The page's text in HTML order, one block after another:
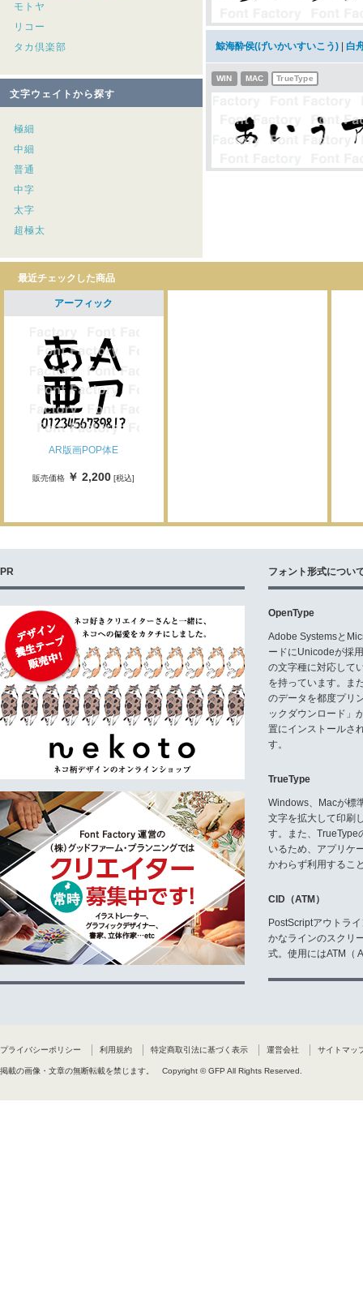
モトヤ
リコー
タカ倶楽部
文字ウェイトから探す
極細
中細
普通
中字
太字
超極太
鯨海酔侯(げいかいすいこう) 白
WIN MAC TrueType
最近チェックした商品
アーフィック
AR版画POP体E
販売価格 ￥ 2,200 [税込]
PR フォント形式につい
OpenType
Adobe Systemsと
ードにUnicodeが採
の文字種に対応して
を持っています。ま
のデータを都度プリ
ックダウンロード」
置にインストールさ
す。
TrueType
Windows、Macが標
文字を拡大して印刷
す。また、TrueType
いるため、アプリケ
かわらず利用するこ
CID（ATM）
PostScriptアウトラ
かなラインのスクリ
式。使用にはATM（
プライバシーポリシー 利用規約 特定商取引法に基づく表示 運営会社 サイトマッ
掲載の画像・文章の無断転載を禁じます。 Copyright © GFP All Rights Reserved.